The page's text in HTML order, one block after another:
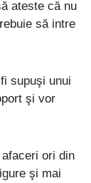
ateste că nu
să intre
supuşi unui
şi vor
ori din
şi mai